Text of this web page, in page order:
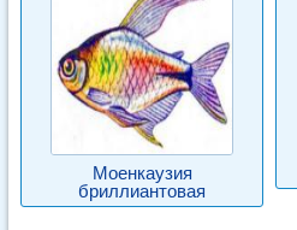
Моенкаузия
бриллиантовая